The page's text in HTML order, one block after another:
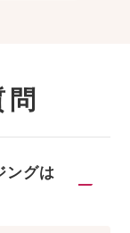
紹介！
ングは